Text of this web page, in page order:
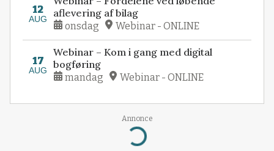
12
AUG
aflevering af bilag
onsdag Webinar - ONLINE
17
AUG
Webinar – Kom i gang med digital
bogføring
mandag Webinar - ONLINE
Annonce
Loading...